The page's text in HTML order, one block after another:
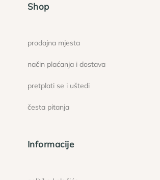
Shop
prodajna mjesta
način plaćanja i dostava
pretplati se i uštedi
česta pitanja
Informacije